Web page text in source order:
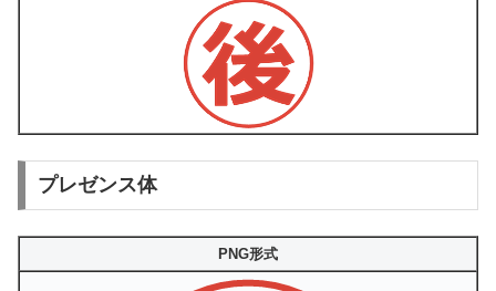
プレゼンス体
PNG形式